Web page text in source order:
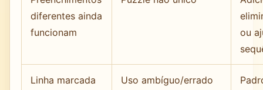
diferentes ainda
funcionam
ou
Linha marcada
Uso ambíguo/errado